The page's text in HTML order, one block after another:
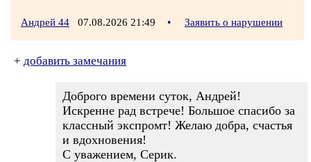
Андрей 44 07.08.2026 21:49 • Заявить о нарушении
+ добавить замечания
Доброго времени суток, Андрей!
Искренне рад встрече! Большое спасибо за
классный экспромт! Желаю добра, счастья
и вдохновения!
С уважением, Серик.